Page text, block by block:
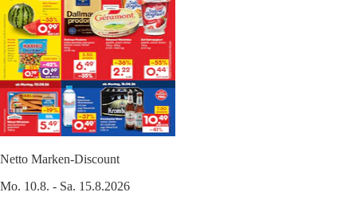
Netto Marken-Discount
Mo. 10.8. - Sa. 15.8.2026